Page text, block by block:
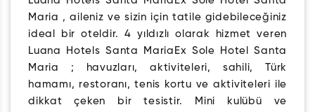
Maria , aileniz ve sizin için tatile gidebileceğiniz
ideal bir oteldir. 4 yıldızlı olarak hizmet veren
Luana Hotels Santa MariaEx Sole Hotel Santa
Maria ; havuzları, aktiviteleri, sahili, Türk
hamamı, restoranı, tenis kortu ve aktiviteleri ile
dikkat çeken bir tesistir. Mini kulübü ve